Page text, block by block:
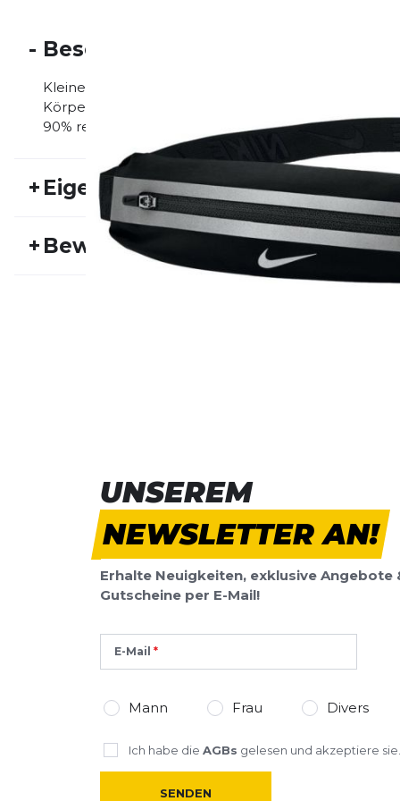
- Beschreibung
Kleine, leichte Bauchtasche. Sehr dehnbares
Körper um Schwingungen zu vermeiden. Einfacher
90% recyceltes Polyester, 10% Spandex. MOVE TO
+ Eigenschaften
Artikelnummer: NIKE22FS30033
Aktivitätstyp:
Laufen
+ Bewertungen
Überschrift
Überschrift
Rezension
Rezension
UNSEREM
NEWSLETTER AN!
Erhalte Neuigkeiten, exklusive Angebote
Gutscheine per E-Mail!
E-Mail
Mann Frau Divers
Ich habe die AGBs gelesen und akzeptiere sie.
SENDEN